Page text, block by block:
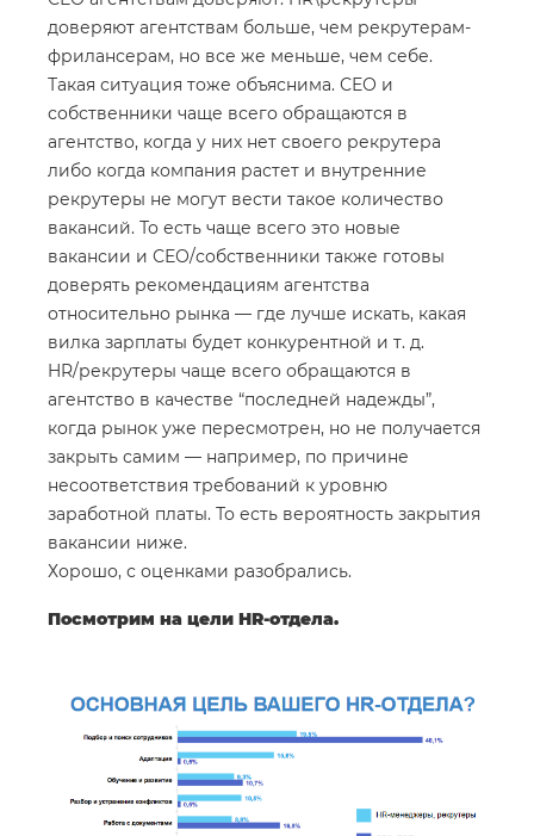
доверяют агентствам больше, чем рекрутерам-
фрилансерам, но все же меньше, чем себе.
Такая ситуация тоже объяснима. СЕО и
собственники чаще всего обращаются в
агентство, когда у них нет своего рекрутера
либо когда компания растет и внутренние
рекрутеры не могут вести такое количество
вакансий. То есть чаще всего это новые
вакансии и СЕО/собственники также готовы
доверять рекомендациям агентства
относительно рынка — где лучше искать, какая
вилка зарплаты будет конкурентной и т. д.
HR/рекрутеры чаще всего обращаются в
агентство в качестве “последней надежды”,
когда рынок уже пересмотрен, но не получается
закрыть самим — например, по причине
несоответствия требований к уровню
заработной платы. То есть вероятность закрытия
вакансии ниже.
Хорошо, с оценками разобрались.
Посмотрим на цели HR-отдела.